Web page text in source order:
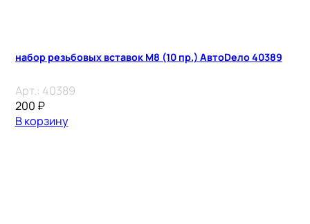
набор резьбовых вставок М8 (10 пр.) АвтоDело 40389
Арт.: 40389
200 ₽
В корзину